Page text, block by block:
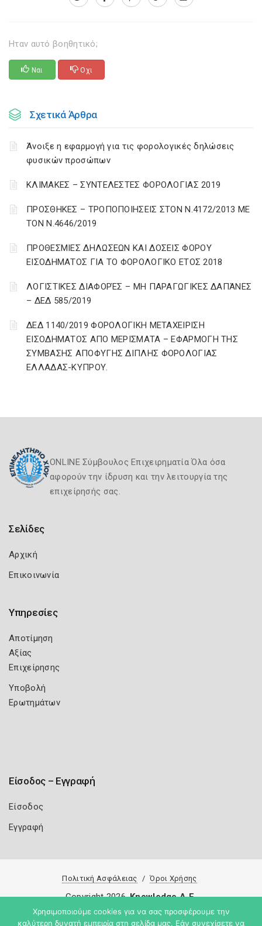
Ηταν αυτό βοηθητικό;
Ναι Οχι
Σχετικά Άρθρα
Άνοιξε η εφαρμογή για τις φορολογικές δηλώσεις
φυσικών προσώπων
ΚΛΙΜΑΚΕΣ – ΣΥΝΤΕΛΕΣΤΕΣ ΦΟΡΟΛΟΓΙΑΣ 2019
ΠΡΟΣΘΗΚΕΣ – ΤΡΟΠΟΠΟΙΗΣΕΙΣ ΣΤΟΝ Ν.4172/2013 ΜΕ
ΤΟΝ Ν.4646/2019
ΠΡΟΘΕΣΜΙΕΣ ΔΗΛΩΣΕΩΝ ΚΑΙ ΔΟΣΕΙΣ ΦΟΡΟΥ
ΕΙΣΟΔΗΜΑΤΟΣ ΓΙΑ ΤΟ ΦΟΡΟΛΟΓΙΚΟ ΕΤΟΣ 2018
ΛΟΓΙΣΤΙΚΈΣ ΔΙΑΦΟΡΈΣ – ΜΗ ΠΑΡΑΓΩΓΙΚΈΣ ΔΑΠΆΝΕΣ
– ΔΕΔ 585/2019
ΔΕΔ 1140/2019 ΦΟΡΟΛΟΓΙΚΗ ΜΕΤΑΧΕΙΡΙΣΗ
ΕΙΣΟΔΗΜΑΤΟΣ ΑΠΟ ΜΕΡΙΣΜΑΤΑ – ΕΦΑΡΜΟΓΗ ΤΗΣ
ΣΥΜΒΑΣΗΣ ΑΠΟΦΥΓΗΣ ΔΙΠΛΗΣ ΦΟΡΟΛΟΓΙΑΣ
ΕΛΛΑΔΑΣ-ΚΥΠΡΟΥ.
ONLINE Σύμβουλος Επιχειρηματία Όλα όσα
αφορούν την ίδρυση και την λειτουργία της
επιχείρησής σας.
Σελίδες
Αρχική
Επικοινωνία
Υπηρεσίες
Αποτίμηση
Αξίας
Επιχείρησης
Υποβολή
Ερωτημάτων
Είσοδος – Εγγραφή
Είσοδος
Εγγραφή
Πολιτική Ασφάλειας Όροι Χρήσης
Copyright 2026 Knowledge A.E.
Χρησιμοποιούμε cookies για να σας προσφέρουμε την
καλύτερη δυνατή εμπειρία στη σελίδα μας. Εάν συνεχίσετε να